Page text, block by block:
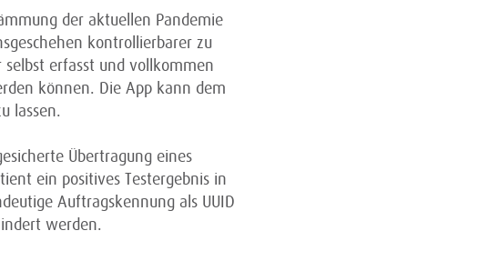
der aktuellen Pandemie
kontrollierbarer zu
erfasst und vollkommen
können. Die App kann dem
lassen.
Übertragung eines
ein positives Testergebnis in
Auftragskennung als UUID
werden.